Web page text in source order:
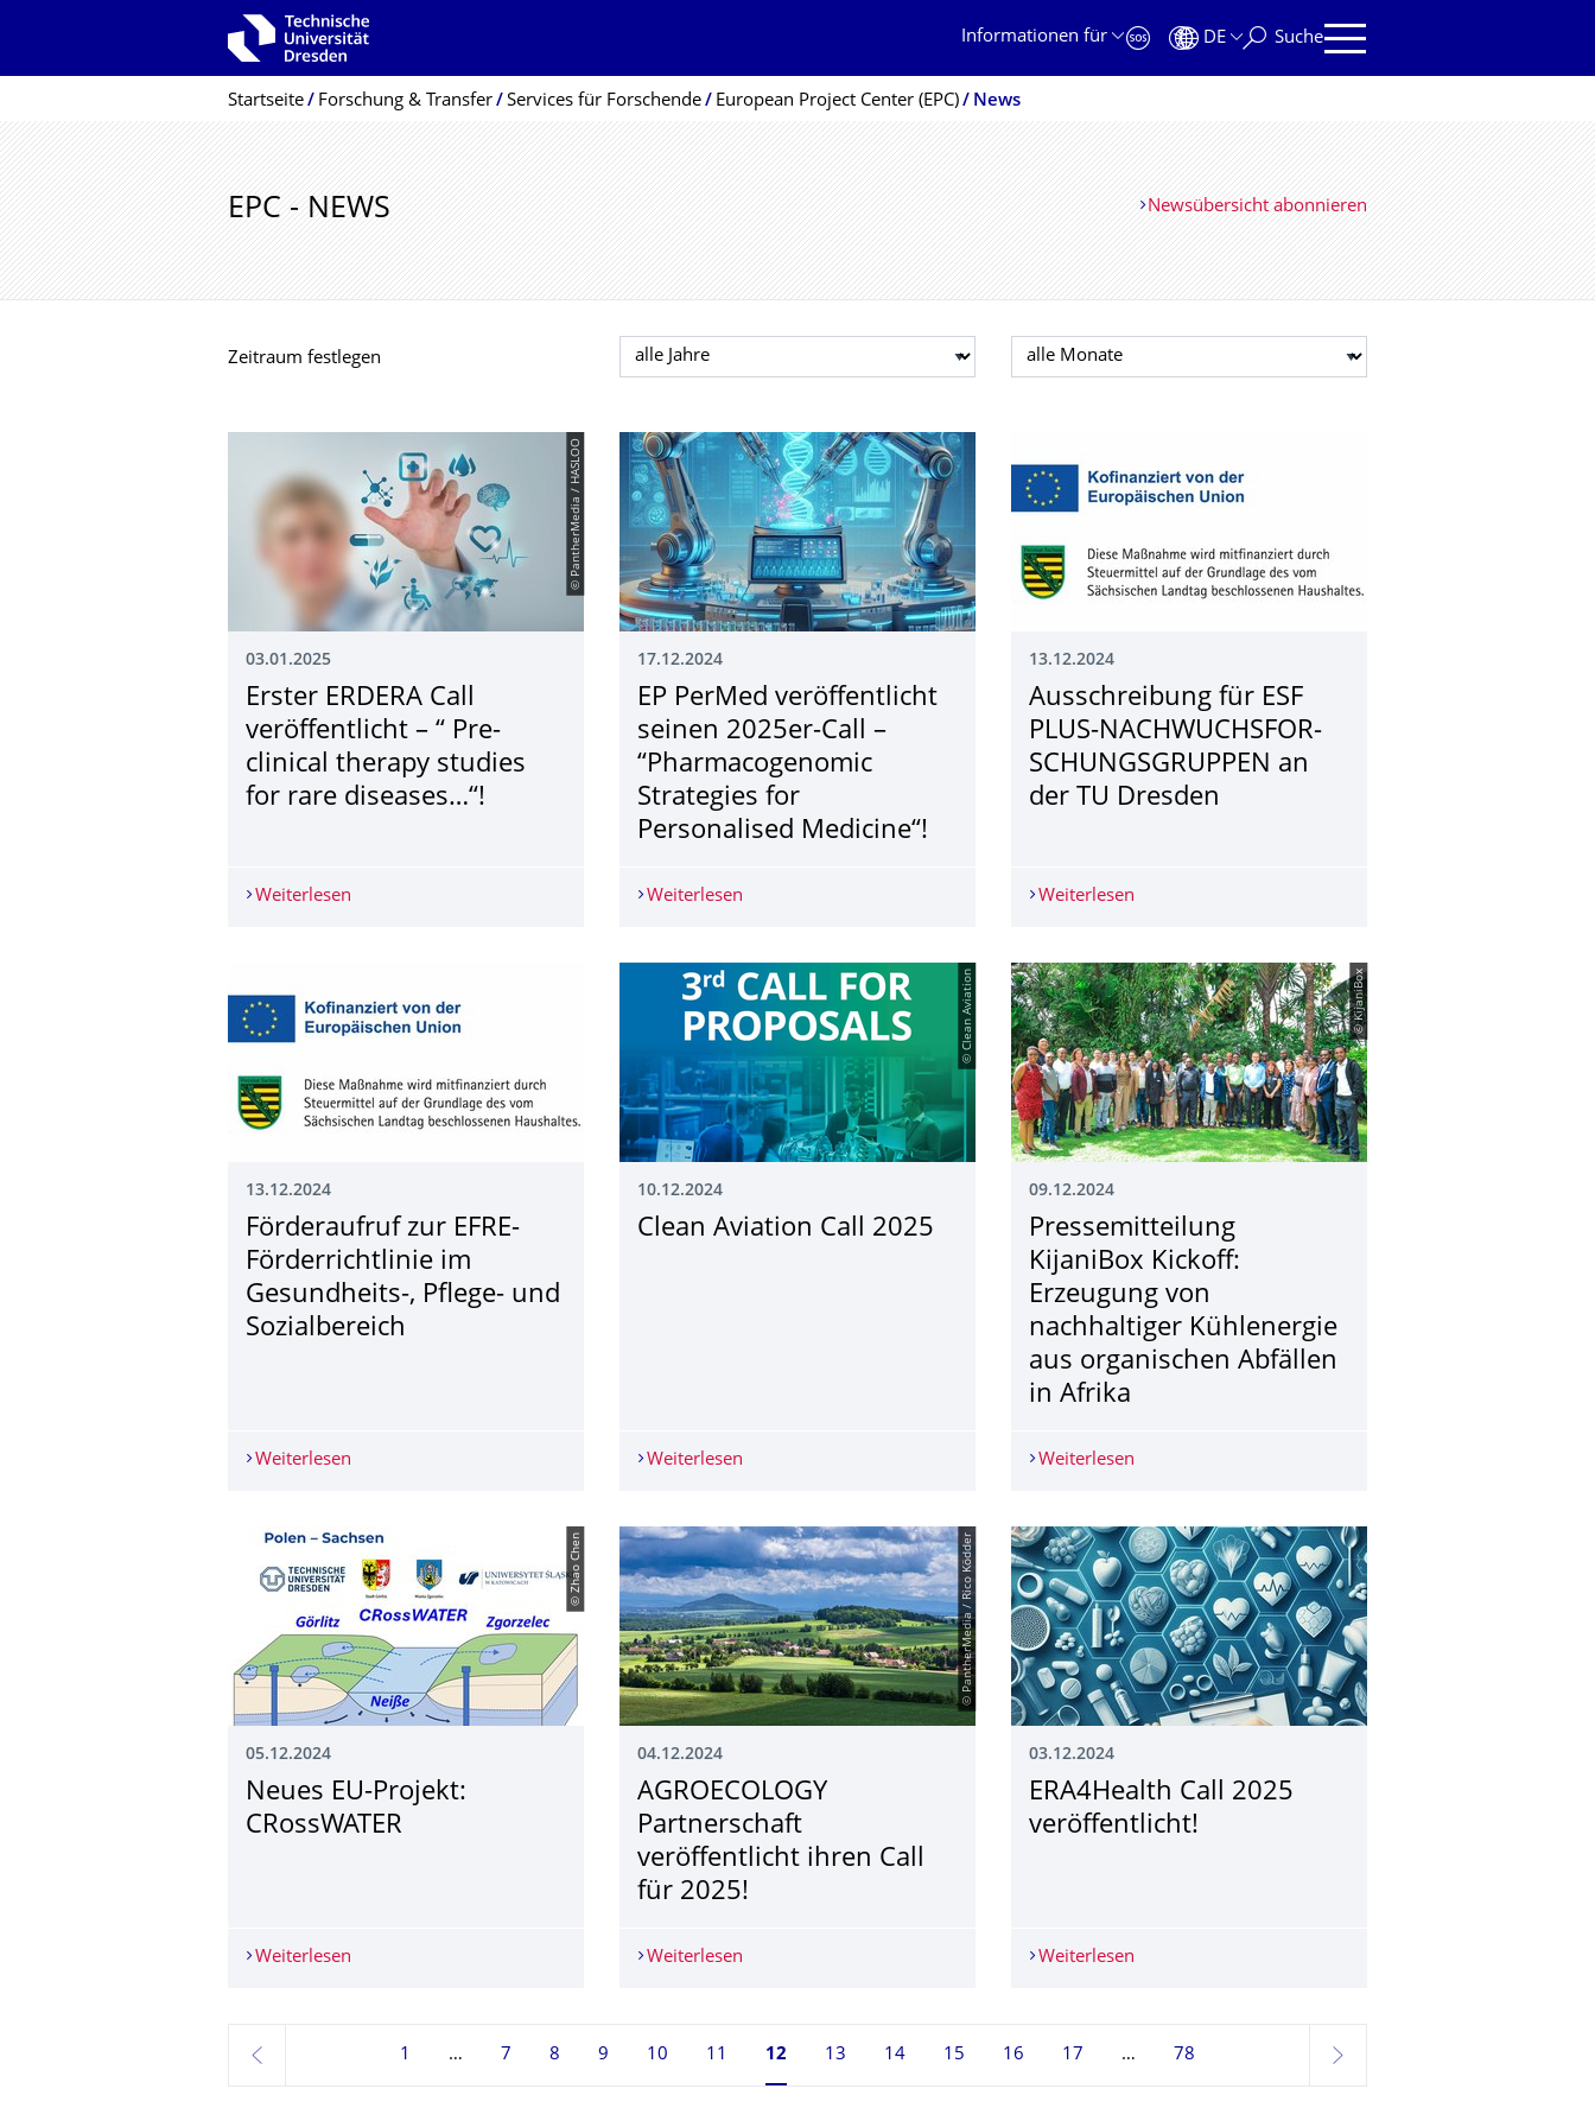
Zur Hauptnavigation springen
Informationen für
DE Suche
Breadcrumb-Menü
Startseite Forschung & Transfer Services für Forschende European Project Center (EPC) News
EPC - NEWS Newsübersicht abonnieren
Zeitraum festlegen Jahr auswählen Monat auswählen
© PantherMedia / HASLOO
03.01.2025
Erster ERDERA Call
veröffentlicht – “ Pre-
clinical therapy studies
for rare diseases…“!
Weiterlesen Erster ERDERA Call veröffentlicht – “ Pre-clinical therapy studies for rare diseases…“!
17.12.2024
EP PerMed veröffentlicht
seinen 2025er-Call –
“Pharmacogenomic
Strategies for
Personalised Medicine“!
Weiterlesen EP PerMed veröffentlicht seinen 2025er-Call – “Pharmacogenomic Strategies for Personalised Medicine“!
13.12.2024
Ausschreibung für ESF
PLUS-NACHWUCHSFOR­
SCHUNGSGRUPPEN an
der TU Dresden
Weiterlesen
13.12.2024
Förderaufruf zur EFRE-
Förderrichtlinie im
Gesundheits-, Pflege- und
Sozialbereich
Weiterlesen Förderaufruf zur EFRE-Förderrichtlinie im Gesundheits-, Pflege- und Sozialbereich
© Clean Aviation
10.12.2024
Clean Aviation Call 2025
Weiterlesen
© KijaniBox
09.12.2024
Pressemitteilung
KijaniBox Kickoff:
Erzeugung von
nachhaltiger Kühlenergie
aus organischen Abfällen
in Afrika
Weiterlesen
© Zhao Chen
05.12.2024
Neues EU-Projekt:
CRossWATER
Weiterlesen
© PantherMedia / Rico Ködder
04.12.2024
AGROECOLOGY
Partnerschaft
veröffentlicht ihren Call
für 2025!
Weiterlesen AGROECOLOGY Partnerschaft veröffentlicht ihren Call für 2025!
03.12.2024
ERA4Health Call 2025
veröffentlicht!
Weiterlesen
zurück
1 7 8 9 10 11 Seite 12, aktuell ausgewählt
12 13 14 15 16 17 78
weiter